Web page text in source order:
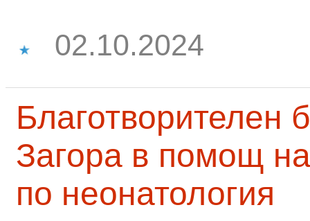
02.10.2024
Благотворителен
Загора в помощ
по неонатология